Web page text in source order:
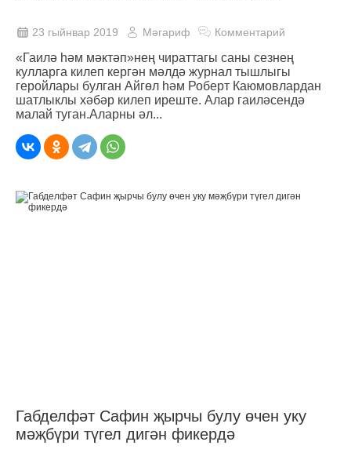
23 гыйнвар 2019 Мәгариф Комментарий
«Гаилә һәм мәктәп»нең чираттагы саны сезнең
кулларга килеп кергән мәлдә журнал тышлыгы
геройлары булган Айгөл һәм Роберт Каюмовлардан
шатлыклы хәбәр килеп иреште. Алар гаиләсендә
малай туган.Аларны әл...
Габделфәт Сафин җырчы булу өчен уку
мәҗбүри түгел дигән фикердә